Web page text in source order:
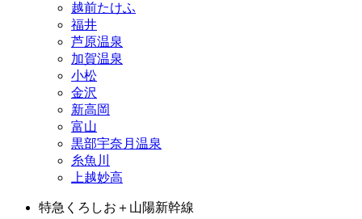
越前たけふ
福井
芦原温泉
加賀温泉
小松
金沢
新高岡
富山
黒部宇奈月温泉
糸魚川
上越妙高
特急くろしお＋山陽新幹線